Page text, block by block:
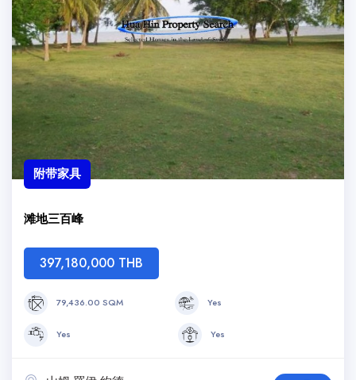
附带家具
滩地三百峰
397,180,000 THB
79,436.00 SQM Yes
Yes Yes